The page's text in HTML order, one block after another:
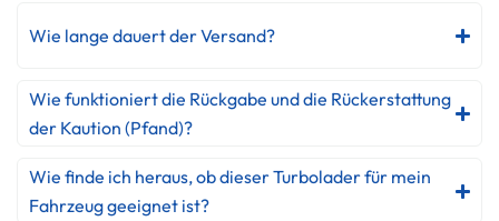
Wie lange dauert der Versand?
Wie funktioniert die Rückgabe und die Rückerstattung
der Kaution (Pfand)?
Wie finde ich heraus, ob dieser Turbolader für mein
Fahrzeug geeignet ist?